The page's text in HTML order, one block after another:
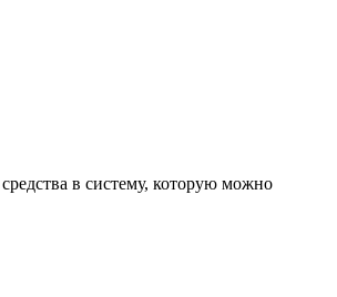
в систему, которую можно